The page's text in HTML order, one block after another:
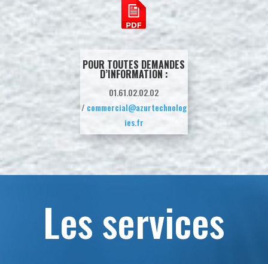
POUR TOUTES DEMANDES
D’INFORMATION :
01.61.02.02.02
/ commercial@azurtechnolog
ies.fr
Les services